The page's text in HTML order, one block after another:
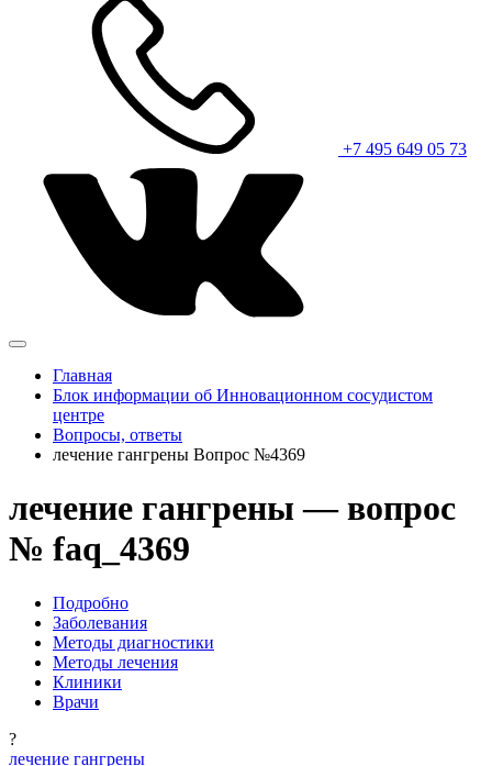
+7 495 649 05 73
Главная
Блок информации об Инновационном сосудистом
центре
Вопросы, ответы
лечение гангрены Вопрос №4369
лечение гангрены — вопрос
№ faq_4369
Подробно
Заболевания
Методы диагностики
Методы лечения
Клиники
Врачи
?
лечение гангрены